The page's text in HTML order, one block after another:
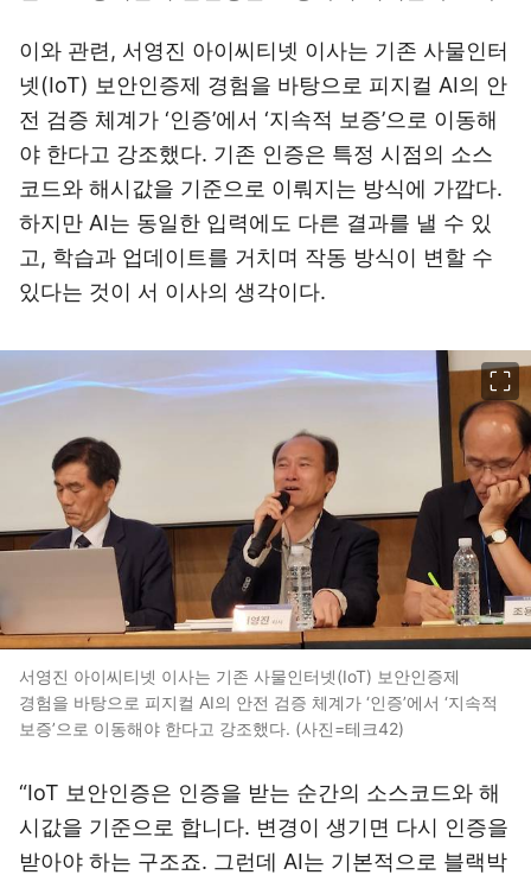
이와 관련, 서영진 아이씨티넷 이사는 기존 사물인터
넷(IoT) 보안인증제 경험을 바탕으로 피지컬 AI의 안
전 검증 체계가 ‘인증’에서 ‘지속적 보증’으로 이동해
야 한다고 강조했다. 기존 인증은 특정 시점의 소스
코드와 해시값을 기준으로 이뤄지는 방식에 가깝다.
하지만 AI는 동일한 입력에도 다른 결과를 낼 수 있
고, 학습과 업데이트를 거치며 작동 방식이 변할 수
있다는 것이 서 이사의 생각이다.
서영진 아이씨티넷 이사는 기존 사물인터넷(IoT) 보안인증제
경험을 바탕으로 피지컬 AI의 안전 검증 체계가 ‘인증’에서 ‘지속적
보증’으로 이동해야 한다고 강조했다. (사진=테크42)
“IoT 보안인증은 인증을 받는 순간의 소스코드와 해
시값을 기준으로 합니다. 변경이 생기면 다시 인증을
받아야 하는 구조죠. 그런데 AI는 기본적으로 블랙박